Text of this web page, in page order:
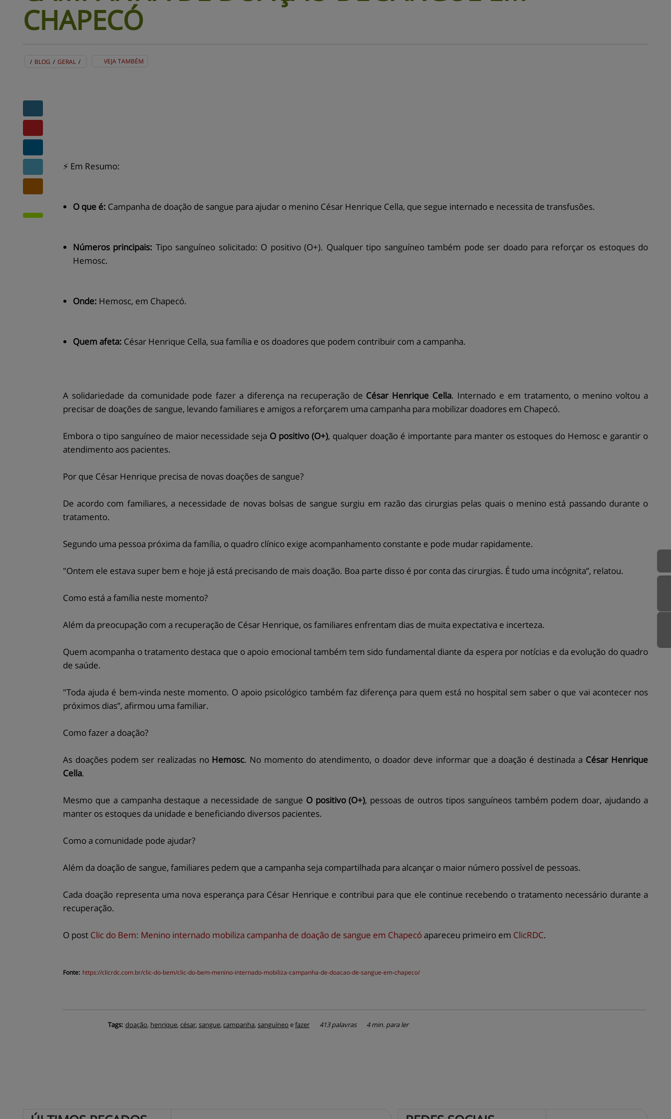
CHAPECÓ
/ BLOG / GERAL / VEJA TAMBÉM
⚡ Em Resumo:
O que é: Campanha de doação de sangue para ajudar o menino César Henrique Cella, que segue internado e necessita de transfusões.
Números principais: Tipo sanguíneo solicitado: O positivo (O+). Qualquer tipo sanguíneo também pode ser doado para reforçar os estoques do
Hemosc.
Onde: Hemosc, em Chapecó.
Quem afeta: César Henrique Cella, sua família e os doadores que podem contribuir com a campanha.
A solidariedade da comunidade pode fazer a diferença na recuperação de César Henrique Cella. Internado e em tratamento, o menino voltou a
precisar de doações de sangue, levando familiares e amigos a reforçarem uma campanha para mobilizar doadores em Chapecó.
Embora o tipo sanguíneo de maior necessidade seja O positivo (O+), qualquer doação é importante para manter os estoques do Hemosc e garantir o
atendimento aos pacientes.
Por que César Henrique precisa de novas doações de sangue?
De acordo com familiares, a necessidade de novas bolsas de sangue surgiu em razão das cirurgias pelas quais o menino está passando durante o
tratamento.
Segundo uma pessoa próxima da família, o quadro clínico exige acompanhamento constante e pode mudar rapidamente.
"Ontem ele estava super bem e hoje já está precisando de mais doação. Boa parte disso é por conta das cirurgias. É tudo uma incógnita”, relatou.
Como está a família neste momento?
Além da preocupação com a recuperação de César Henrique, os familiares enfrentam dias de muita expectativa e incerteza.
Quem acompanha o tratamento destaca que o apoio emocional também tem sido fundamental diante da espera por notícias e da evolução do quadro
de saúde.
"Toda ajuda é bem-vinda neste momento. O apoio psicológico também faz diferença para quem está no hospital sem saber o que vai acontecer nos
próximos dias”, afirmou uma familiar.
Como fazer a doação?
As doações podem ser realizadas no Hemosc. No momento do atendimento, o doador deve informar que a doação é destinada a César Henrique
Cella.
Mesmo que a campanha destaque a necessidade de sangue O positivo (O+), pessoas de outros tipos sanguíneos também podem doar, ajudando a
manter os estoques da unidade e beneficiando diversos pacientes.
Como a comunidade pode ajudar?
Além da doação de sangue, familiares pedem que a campanha seja compartilhada para alcançar o maior número possível de pessoas.
Cada doação representa uma nova esperança para César Henrique e contribui para que ele continue recebendo o tratamento necessário durante a
recuperação.
O post Clic do Bem: Menino internado mobiliza campanha de doação de sangue em Chapecó apareceu primeiro em ClicRDC.
Fonte: https://clicrdc.com.br/clic-do-bem/clic-do-bem-menino-internado-mobiliza-campanha-de-doacao-de-sangue-em-chapeco/
Tags: doação, henrique, césar, sangue, campanha, sanguíneo efazer 413 palavras 4 min. para ler